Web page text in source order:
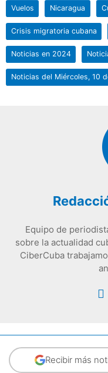
Vuelos Nicaragua
Crisis migratoria cubana
Noticias en 2024
Noticias del Miércoles, 10
Equipo de
sobre la actualidad
CiberCuba
Recibir más